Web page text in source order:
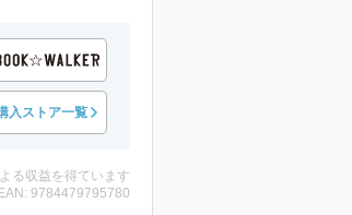
入ストア一覧
る収益を得ています
9784479795780